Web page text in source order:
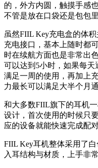
的，外方内圆，触摸手感
不管是放在口袋还是包包
虽然FIIL Key充电盒的体
充电接口，基本上随时都
时在续航方面也是非常出
可以达到5小时，如果每
满足一周的使用，再加上
力最长可以满足大半个月通
和大多数FIIL旗下的耳机
设计，首次使用的时候只
应的设备就能快速完成配
FIIL Key耳机整体采用了
入耳结构与材质，上手非